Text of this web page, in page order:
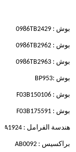
بوش : 0986TB2429
بوش : 0986TB2962
بوش : 0986TB2963
بوش :BP953
بوش : F03B150106
بوش : F03B175591
هندسة الفرامل : PA1924
براكسيس : AB0092